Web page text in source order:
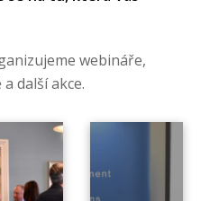
webináře,
další akce.